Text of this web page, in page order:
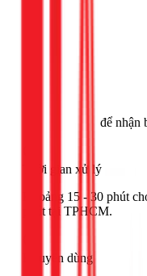
để nhận
Thời gian xử lý
Khoảng 15 - 30 phút
phút tại TPHCM.
Khuyên dùng